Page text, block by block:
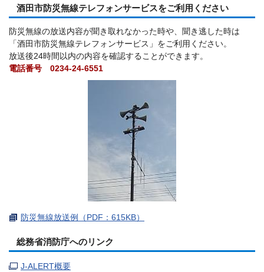
酒田市防災無線テレフォンサービスをご利用ください
防災無線の放送内容が聞き取れなかった時や、聞き逃した時は
「酒田市防災無線テレフォンサービス」をご利用ください。
放送後24時間以内の内容を確認することができます。
電話番号 0234-24-6551
防災無線放送例（PDF：615KB）
総務省消防庁へのリンク
J-ALERT概要